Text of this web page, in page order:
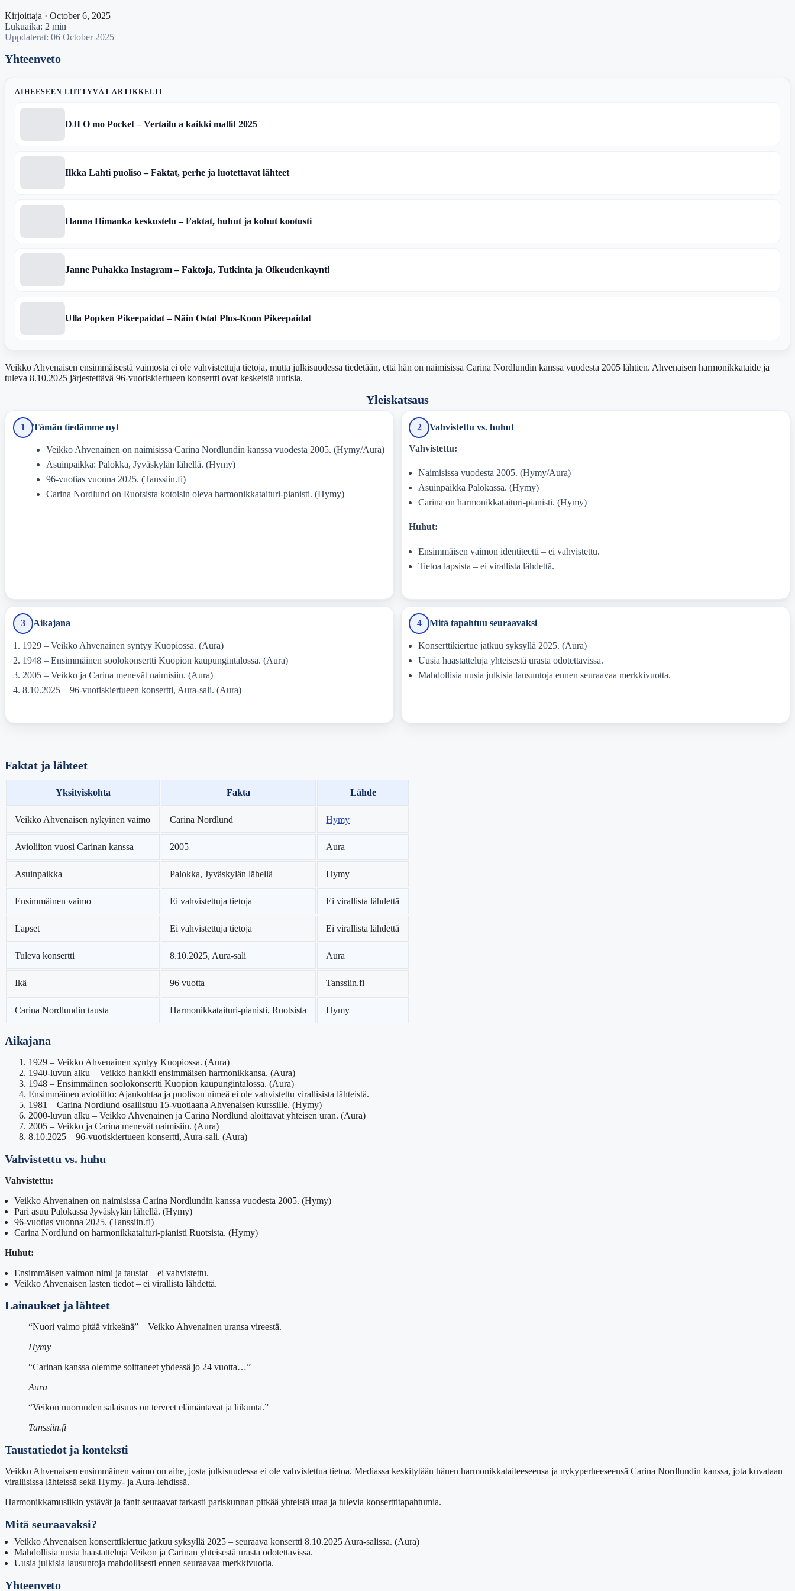
Kirjoittaja · October 6, 2025
Lukuaika: 2 min
Uppdaterat: 06 October 2025
Yhteenveto
AIHEESEEN LIITTYVÄT ARTIKKELIT
DJI O mo Pocket – Vertailu a kaikki mallit 2025
Ilkka Lahti puoliso – Faktat, perhe ja luotettavat lähteet
Hanna Himanka keskustelu – Faktat, huhut ja kohut kootusti
Janne Puhakka Instagram – Faktoja, Tutkinta ja Oikeudenkaynti
Ulla Popken Pikeepaidat – Näin Ostat Plus-Koon Pikeepaidat
Veikko Ahvenaisen ensimmäisestä vaimosta ei ole vahvistettuja tietoja, mutta julkisuudessa tiedetään, että hän on naimisissa Carina Nordlundin kanssa vuodesta 2005 lähtien. Ahvenaisen harmonikkataide ja
tuleva 8.10.2025 järjestettävä 96-vuotiskiertueen konsertti ovat keskeisiä uutisia.
Yleiskatsaus
1 Tämän tiedämme nyt
Veikko Ahvenainen on naimisissa Carina Nordlundin kanssa vuodesta 2005. (Hymy/Aura)
Asuinpaikka: Palokka, Jyväskylän lähellä. (Hymy)
96-vuotias vuonna 2025. (Tanssiin.fi)
Carina Nordlund on Ruotsista kotoisin oleva harmonikkataituri-pianisti. (Hymy)
2 Vahvistettu vs. huhut
Vahvistettu:
Naimisissa vuodesta 2005. (Hymy/Aura)
Asuinpaikka Palokassa. (Hymy)
Carina on harmonikkataituri-pianisti. (Hymy)
Huhut:
Ensimmäisen vaimon identiteetti – ei vahvistettu.
Tietoa lapsista – ei virallista lähdettä.
3 Aikajana
1929 – Veikko Ahvenainen syntyy Kuopiossa. (Aura)
1948 – Ensimmäinen soolokonsertti Kuopion kaupungintalossa. (Aura)
2005 – Veikko ja Carina menevät naimisiin. (Aura)
8.10.2025 – 96-vuotiskiertueen konsertti, Aura-sali. (Aura)
4 Mitä tapahtuu seuraavaksi
Konserttikiertue jatkuu syksyllä 2025. (Aura)
Uusia haastatteluja yhteisestä urasta odotettavissa.
Mahdollisia uusia julkisia lausuntoja ennen seuraavaa merkkivuotta.
Faktat ja lähteet
Yksityiskohta Fakta Lähde
Veikko Ahvenaisen nykyinen vaimo Carina Nordlund Hymy
Avioliiton vuosi Carinan kanssa 2005 Aura
Asuinpaikka Palokka, Jyväskylän lähellä Hymy
Ensimmäinen vaimo Ei vahvistettuja tietoja Ei virallista lähdettä
Lapset Ei vahvistettuja tietoja Ei virallista lähdettä
Tuleva konsertti 8.10.2025, Aura-sali Aura
Ikä 96 vuotta Tanssiin.fi
Carina Nordlundin tausta Harmonikkataituri-pianisti, Ruotsista Hymy
Aikajana
1929 – Veikko Ahvenainen syntyy Kuopiossa. (Aura)
1940-luvun alku – Veikko hankkii ensimmäisen harmonikkansa. (Aura)
1948 – Ensimmäinen soolokonsertti Kuopion kaupungintalossa. (Aura)
Ensimmäinen avioliitto: Ajankohtaa ja puolison nimeä ei ole vahvistettu virallisista lähteistä.
1981 – Carina Nordlund osallistuu 15-vuotiaana Ahvenaisen kurssille. (Hymy)
2000-luvun alku – Veikko Ahvenainen ja Carina Nordlund aloittavat yhteisen uran. (Aura)
2005 – Veikko ja Carina menevät naimisiin. (Aura)
8.10.2025 – 96-vuotiskiertueen konsertti, Aura-sali. (Aura)
Vahvistettu vs. huhu
Vahvistettu:
Veikko Ahvenainen on naimisissa Carina Nordlundin kanssa vuodesta 2005. (Hymy)
Pari asuu Palokassa Jyväskylän lähellä. (Hymy)
96-vuotias vuonna 2025. (Tanssiin.fi)
Carina Nordlund on harmonikkataituri-pianisti Ruotsista. (Hymy)
Huhut:
Ensimmäisen vaimon nimi ja taustat – ei vahvistettu.
Veikko Ahvenaisen lasten tiedot – ei virallista lähdettä.
Lainaukset ja lähteet
“Nuori vaimo pitää virkeänä” – Veikko Ahvenainen uransa vireestä.
Hymy
“Carinan kanssa olemme soittaneet yhdessä jo 24 vuotta…”
Aura
“Veikon nuoruuden salaisuus on terveet elämäntavat ja liikunta.”
Tanssiin.fi
Taustatiedot ja konteksti
Veikko Ahvenaisen ensimmäinen vaimo on aihe, josta julkisuudessa ei ole vahvistettua tietoa. Mediassa keskitytään hänen harmonikkataiteeseensa ja nykyperheeseensä Carina Nordlundin kanssa, jota kuvataan
virallisissa lähteissä sekä Hymy- ja Aura-lehdissä.
Harmonikkamusiikin ystävät ja fanit seuraavat tarkasti pariskunnan pitkää yhteistä uraa ja tulevia konserttitapahtumia.
Mitä seuraavaksi?
Veikko Ahvenaisen konserttikiertue jatkuu syksyllä 2025 – seuraava konsertti 8.10.2025 Aura-salissa. (Aura)
Mahdollisia uusia haastatteluja Veikon ja Carinan yhteisestä urasta odotettavissa.
Uusia julkisia lausuntoja mahdollisesti ennen seuraavaa merkkivuotta.
Yhteenveto